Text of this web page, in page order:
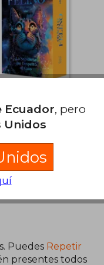
45%
dcto.
que
al Gato
Moz
2026, Cartas, Nuevo
Puedes Repetir
presentes todos
Ecuador, pero
Unidos